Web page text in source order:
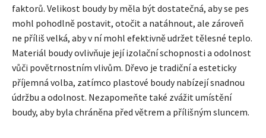
faktorů. Velikost boudy by měla být dostatečná, aby se pes
mohl pohodlně postavit, otočit a natáhnout, ale zároveň
ne příliš velká, aby v ní mohl efektivně udržet tělesné teplo.
Materiál boudy ovlivňuje její izolační schopnosti a odolnost
vůči povětrnostním vlivům. Dřevo je tradiční a esteticky
příjemná volba, zatímco plastové boudy nabízejí snadnou
údržbu a odolnost. Nezapomeňte také zvážit umístění
boudy, aby byla chráněna před větrem a přílišným sluncem.